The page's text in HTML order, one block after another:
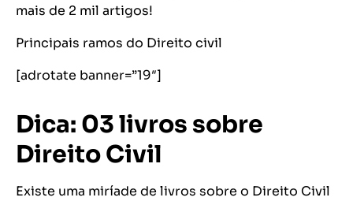
mais de 2 mil artigos!
Principais ramos do Direito civil
[adrotate banner=”19″]
Dica: 03 livros sobre
Direito Civil
Existe uma miríade de livros sobre o Direito Civil